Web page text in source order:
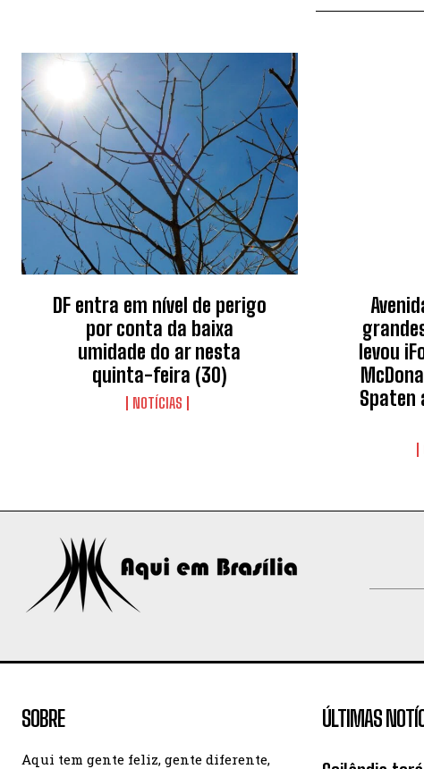
DF entra em nível de perigo
por conta da baixa
umidade do ar nesta
quinta-feira (30)
NOTÍCIAS
levou
Spaten
SOBRE
Aqui tem gente feliz, gente diferente,
ÚLTIMAS